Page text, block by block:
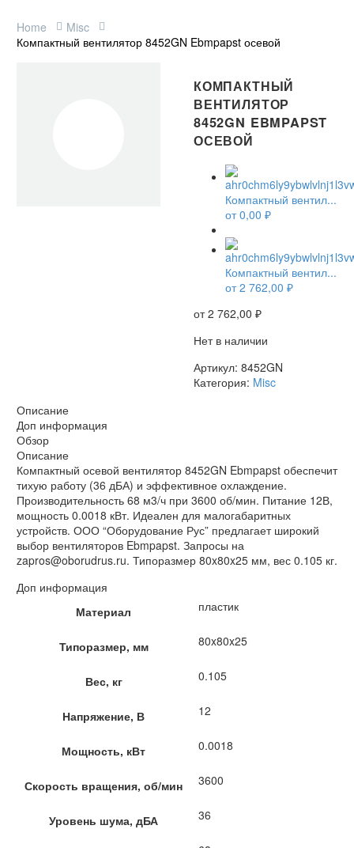
Home
Misc
Компактный вентилятор 8452GN Ebmpapst осевой
КОМПАКТНЫЙ
ВЕНТИЛЯТОР
8452GN EBMPAPST
ОСЕВОЙ
Компактный вентил...
от0,00 ₽
Компактный вентил...
от2 762,00 ₽
от2 762,00 ₽
Нет в наличии
Артикул: 8452GN
Категория: Misc
Описание
Доп информация
Обзор
Описание
Компактный осевой вентилятор 8452GN Ebmpapst обеспечит
тихую работу (36 дБА) и эффективное охлаждение.
Производительность 68 м3/ч при 3600 об/мин. Питание 12В,
мощность 0.0018 кВт. Идеален для малогабаритных
устройств. ООО “Оборудование Рус” предлагает широкий
выбор вентиляторов Ebmpapst. Запросы на
zapros@oborudrus.ru. Типоразмер 80x80x25 мм, вес 0.105 кг.
Доп информация
Материал
пластик
Типоразмер, мм 80x80x25
Вес, кг 0.105
Напряжение, В 12
Мощность, кВт 0.0018
Скорость вращения, об/мин 3600
Уровень шума, дБА 36